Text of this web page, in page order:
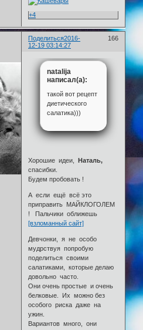
+4
Поделиться 166
2016-
12-19 03:14:27
natalija
написал(а):
такой вот рецепт
диетического
салатика)))
Хорошие идеи,Наталь,
спасибки.
Будем пробовать !
А если ещё всё это
приправить МАЙКЛОГОЛЕМ
! Пальчики оближешь
[взломанный сайт]
Девчонки, я не особо
мудрствуя попробую
поделиться своими
салатиками, которые делаю
довольно часто.
Они очень простые и очень
белковые. Их можно без
особого риска даже на
ужин.
Вариантов много, они